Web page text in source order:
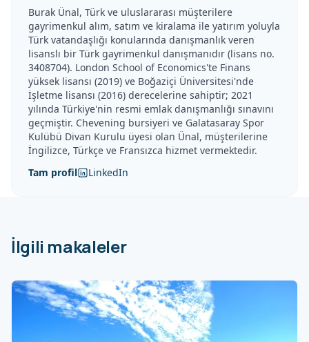
Burak Ünal, Türk ve uluslararası müşterilere
gayrimenkul alım, satım ve kiralama ile yatırım yoluyla
Türk vatandaşlığı konularında danışmanlık veren
lisanslı bir Türk gayrimenkul danışmanıdır (lisans no.
3408704). London School of Economics'te Finans
yüksek lisansı (2019) ve Boğaziçi Üniversitesi'nde
İşletme lisansı (2016) derecelerine sahiptir; 2021
yılında Türkiye'nin resmi emlak danışmanlığı sınavını
geçmiştir. Chevening bursiyeri ve Galatasaray Spor
Kulübü Divan Kurulu üyesi olan Ünal, müşterilerine
İngilizce, Türkçe ve Fransızca hizmet vermektedir.
Tam profil
LinkedIn
İlgili makaleler